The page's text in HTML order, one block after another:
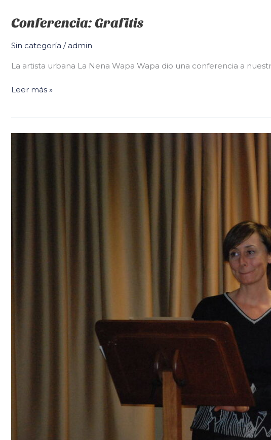
Conferencia: Grafitis
Sin categoría / admin
La artista urbana La Nena Wapa Wapa dio una conferencia a
Conferencia:
Leer más »